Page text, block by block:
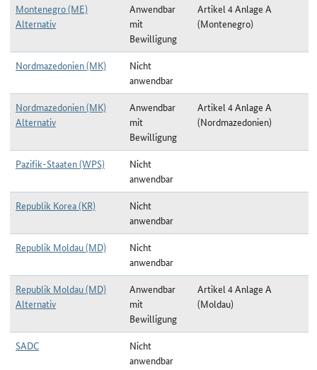
Montenegro (ME)
Alternativ
Anwendbar
mit
Bewilligung
Artikel 4 Anlage A
(Montenegro)
Nordmazedonien (MK)
Nicht
anwendbar
Nordmazedonien (MK)
Alternativ
Anwendbar
mit
Bewilligung
Artikel 4 Anlage A
(Nordmazedonien)
Pazifik-Staaten (WPS)
Nicht
anwendbar
Republik Korea (KR)
Nicht
anwendbar
Republik Moldau (MD)
Nicht
anwendbar
Republik Moldau (MD)
Alternativ
Anwendbar
mit
Bewilligung
Artikel 4 Anlage A
(Moldau)
SADC
Nicht
anwendbar